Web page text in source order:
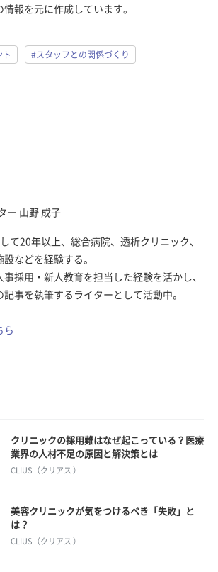
報を元に作成しています。
ト #スタッフとの関係づくり
ー 山野 成子
て20年以上、総合病院、透析クリニック、
などを経験する。
採用・新人教育を担当した経験を活かし、
記事を執筆するライターとして活動中。
ら
クリニックの採用難はなぜ起こっている？医療
業界の人材不足の原因と解決策とは
CLIUS（クリアス ）
美容クリニックが気をつけるべき「失敗」と
は？
CLIUS（クリアス ）